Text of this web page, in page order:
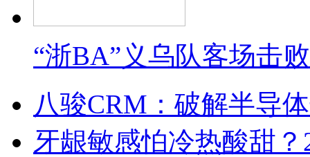
“浙BA”义乌队客场击
八骏CRM：破解半导
牙龈敏感怕冷热酸甜